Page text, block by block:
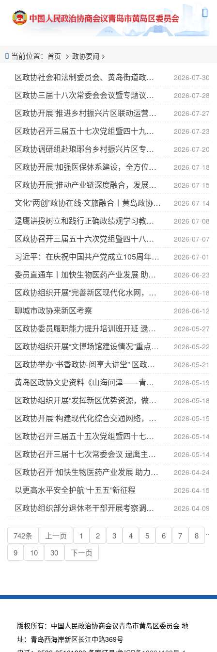
当前位置： 首页 政协要闻 >
区政协社会和法制委员会、黄岛街道政协委员联络室组织开展赋能“十五五”海洋经济发展专题调研活动 2026-07-30
区政协三届十八次常委会会议暨专题议政性常委会会议召开 逯鹰主持并讲话 工委区委常委、统战部部长、副区长薛文谦作专题通报 2026-07-28
区政协开展“推进乡村振兴片区联动运营，促进强村富民”专题调研 2026-07-27
区政协召开三届五十七次党组暨四十九次主席会议 2026-07-23
区政协调研组赴琅琊台乡村振兴片区专题调研 2026-07-20
区政协开展“加强医保体系建设，全方位提升服务质效”季度协商前期调研 2026-07-18
区政协开展“推动产业链深度融合，发展壮大新区泛半导体产业”专题调研 2026-07-15
文化“两创”政协在线·文旅融合丨黄岛政协： “山海”三部曲，奏响“两创”交响乐 2026-07-14
逯鹰讲授树立和践行正确政绩观学习教育专题党课 2026-07-08
区政协召开三届五十六次党组暨四十八次主席会议 逯鹰主席主持会议并讲话 2026-07-07
习近平：在庆祝中国共产党成立105周年大会上的讲话 2026-07-01
委员直通车丨加快生物医药产业发展 助力建设”中国康湾”引领区 2026-06-23
区政协组织开展“完善新区现代化水网，优化淡水资源统筹调配”重点视察 2026-06-18
聊城市政协来新区考察 2026-06-12
区政协委员履职能力提升培训班开班 逯鹰出席开班仪式并作动员讲话 2026-05-27
区政协组织开展“文博场馆建设情况”重点视察 2026-05-22
区政协举办“书香政协·阅享大讲堂” 区政协主席逯鹰参加活动 2026-05-21
黄岛区政协文史资料《山海问津——青岛西海岸记忆》正式出版 2026-05-19
区政协组织开展“发挥新区优势资源，做大做强网络微短剧产业”重点调研 2026-05-18
区政协开展“构建现代化综合交通网络，赋能新区高质量发展”重点调研 2026-05-15
区政协召开三届五十五次党组暨四十七次主席会议 逯鹰主席主持会议并讲话 2026-05-14
区政协召开三届十七次常委会议 逯鹰主席出席并讲话 2026-05-14
区政协召开“加快生物医药产业发展 助力建设‘中国康湾’引领区”季度协商座谈会 逯鹰主席出席并讲话 2026-04-24
以更高水平安全护航“十五五”新征程 2026-04-15
区政协组织部分退休老干部开展考察调研 逯鹰主席陪同 2026-04-09
742条 上一页 1 2 3 4 5 6 7
8
9
10
..
30
下一页
版权所有：中国人民政治协商会议青岛市黄岛区委员会 地
址：青岛西海岸新区长江中路369号